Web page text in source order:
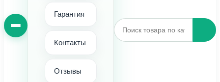
Гарантия
Контакты
Отзывы